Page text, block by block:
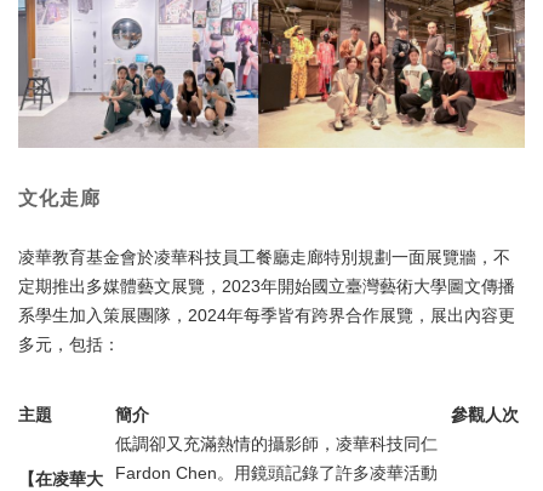
文化走廊
凌華教育基金會於凌華科技員工餐廳走廊特別規劃一面展覽牆，不
定期推出多媒體藝文展覽，2023年開始國立臺灣藝術大學圖文傳播
系學生加入策展團隊，2024年每季皆有跨界合作展覽，展出內容更
多元，包括：
主題 簡介 參觀人次
【在凌華大
低調卻又充滿熱情的攝影師，凌華科技同仁
Fardon Chen。用鏡頭記錄了許多凌華活動